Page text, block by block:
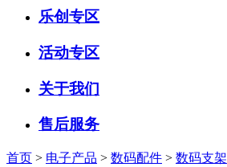
乐创专区
活动专区
关于我们
售后服务
首页 > 电子产品 > 数码配件 > 数码支架